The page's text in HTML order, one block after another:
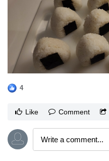
4
Like Comment